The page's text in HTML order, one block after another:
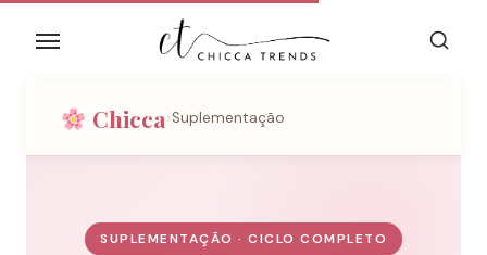
content
Chicca›Suplementação
SUPLEMENTAÇÃO · CICLO COMPLETO